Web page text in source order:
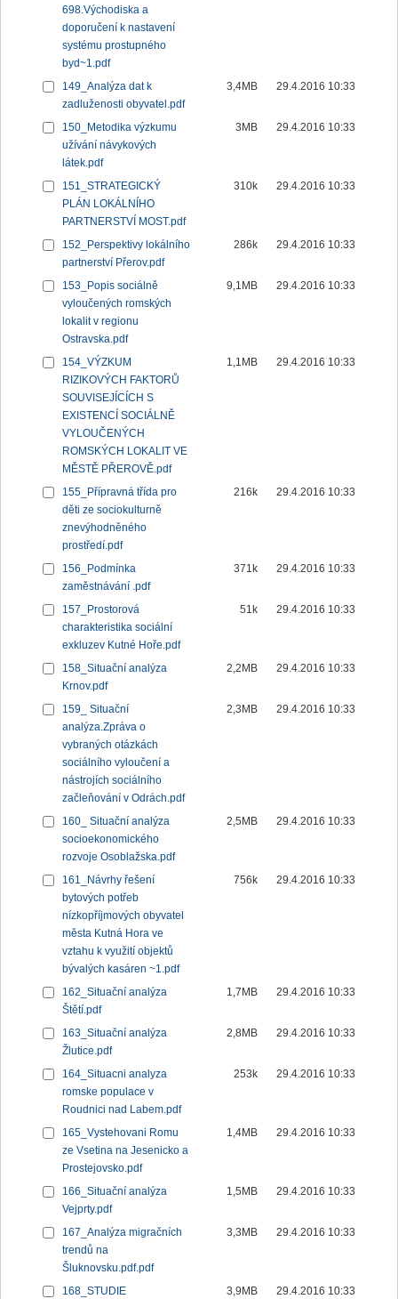
698.Východiska a
doporučení k nastavení
systému prostupného
byd~1.pdf
149_Analýza dat k
zadluženosti obyvatel.pdf
3,4MB 29.4.2016 10:33
150_Metodika výzkumu
užívání návykových
látek.pdf
3MB 29.4.2016 10:33
151_STRATEGICKÝ
PLÁN LOKÁLNÍHO
PARTNERSTVÍ MOST.pdf
310k 29.4.2016 10:33
152_Perspektivy lokálního
partnerství Přerov.pdf
286k 29.4.2016 10:33
153_Popis sociálně
vyloučených romských
lokalit v regionu
Ostravska.pdf
9,1MB 29.4.2016 10:33
154_VÝZKUM
RIZIKOVÝCH FAKTORŮ
SOUVISEJÍCÍCH S
EXISTENCÍ SOCIÁLNĚ
VYLOUČENÝCH
ROMSKÝCH LOKALIT VE
MĚSTĚ PŘEROVĚ.pdf
1,1MB 29.4.2016 10:33
155_Přípravná třída pro
děti ze sociokulturně
znevýhodněného
prostředí.pdf
216k 29.4.2016 10:33
156_Podmínka
zaměstnávání .pdf
371k 29.4.2016 10:33
157_Prostorová
charakteristika sociální
exkluzev Kutné Hoře.pdf
51k 29.4.2016 10:33
158_Situační analýza
Krnov.pdf
2,2MB 29.4.2016 10:33
159_ Situační
analýza.Zpráva o
vybraných otázkách
sociálního vyloučení a
nástrojích sociálního
začleňování v Odrách.pdf
2,3MB 29.4.2016 10:33
160_ Situační analýza
socioekonomického
rozvoje Osoblažska.pdf
2,5MB 29.4.2016 10:33
161_Návrhy řešení
bytových potřeb
nízkopříjmových obyvatel
města Kutná Hora ve
vztahu k využití objektů
bývalých kasáren ~1.pdf
756k 29.4.2016 10:33
162_Situační analýza
Štětí.pdf
1,7MB 29.4.2016 10:33
163_Situační analýza
Žlutice.pdf
2,8MB 29.4.2016 10:33
164_Situacni analyza
romske populace v
Roudnici nad Labem.pdf
253k 29.4.2016 10:33
165_Vystehovani Romu
ze Vsetina na Jesenicko a
Prostejovsko.pdf
1,4MB 29.4.2016 10:33
166_Situační analýza
Vejprty.pdf
1,5MB 29.4.2016 10:33
167_Analýza migračních
trendů na
Šluknovsku.pdf.pdf
3,3MB 29.4.2016 10:33
168_STUDIE
3,9MB 29.4.2016 10:33